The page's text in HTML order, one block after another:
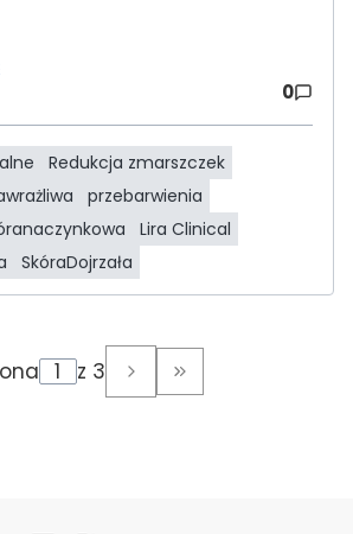
0
Redukcja zmarszczek
przebarwienia
Lira Clinical
SkóraDojrzała
z 3 Przejdź do